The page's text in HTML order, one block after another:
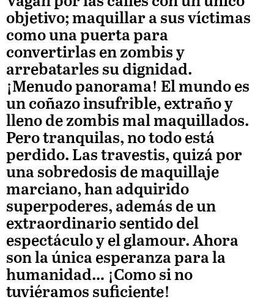
objetivo; maquillar a sus víctimas
como una puerta para
convertirlas en zombis y
arrebatarles su dignidad.
¡Menudo panorama! El mundo es
un coñazo insufrible, extraño y
lleno de zombis mal maquillados.
Pero tranquilas, no todo está
perdido. Las travestis, quizá por
una sobredosis de maquillaje
marciano, han adquirido
superpoderes, además de un
extraordinario sentido del
espectáculo y el glamour. Ahora
son la única esperanza para la
humanidad… ¡Como si no
tuviéramos suficiente!